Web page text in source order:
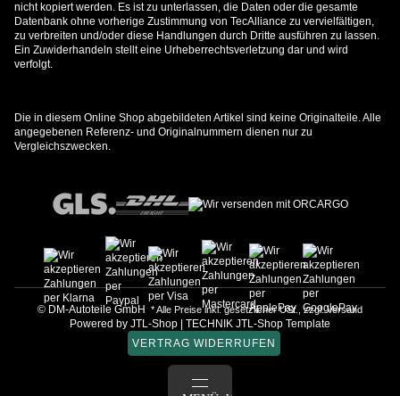
nicht kopiert werden. Es ist zu unterlassen, die Daten oder die gesamte
Datenbank ohne vorherige Zustimmung von TecAlliance zu vervielfältigen,
zu verbreiten und/oder diese Handlungen durch Dritte ausführen zu lassen.
Ein Zuwiderhandeln stellt eine Urheberrechtsverletzung dar und wird
verfolgt.
Die in diesem Online Shop abgebildeten Artikel sind keine Originalteile. Alle
angegebenen Referenz- und Originalnummern dienen nur zu
Vergleichszwecken.
© DM-Autoteile GmbH * Alle Preise inkl. gesetzlicher USt., zzgl.Versand
Powered by JTL-Shop
TECHNIK JTL-Shop Template
VERTRAG WIDERRUFEN